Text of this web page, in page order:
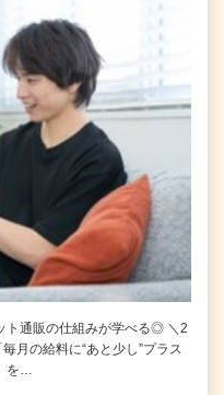
ト通販の仕組みが学べる◎ ＼2
月の給料に“あと少し”プラス
を…